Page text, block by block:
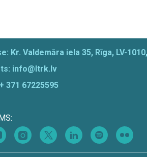
Kr. Valdemāra iela 35, Rīga, LV-
info@ltrk.lv
+ 371 67225595